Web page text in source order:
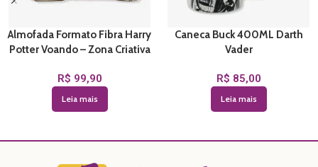
Almofada Formato Fibra Harry
Potter Voando – Zona Criativa
R$ 99,90
Leia mais
Caneca Buck 400ML Darth
Vader
R$ 85,00
Leia mais